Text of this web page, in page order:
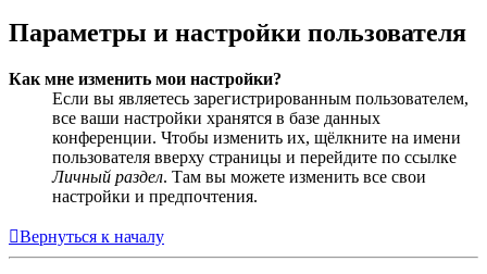
Параметры и настройки пользователя
Как мне изменить мои настройки?
Если вы являетесь зарегистрированным пользователем,
все ваши настройки хранятся в базе данных
конференции. Чтобы изменить их, щёлкните на имени
пользователя вверху страницы и перейдите по ссылке
Личный раздел. Там вы можете изменить все свои
настройки и предпочтения.
Вернуться к началу